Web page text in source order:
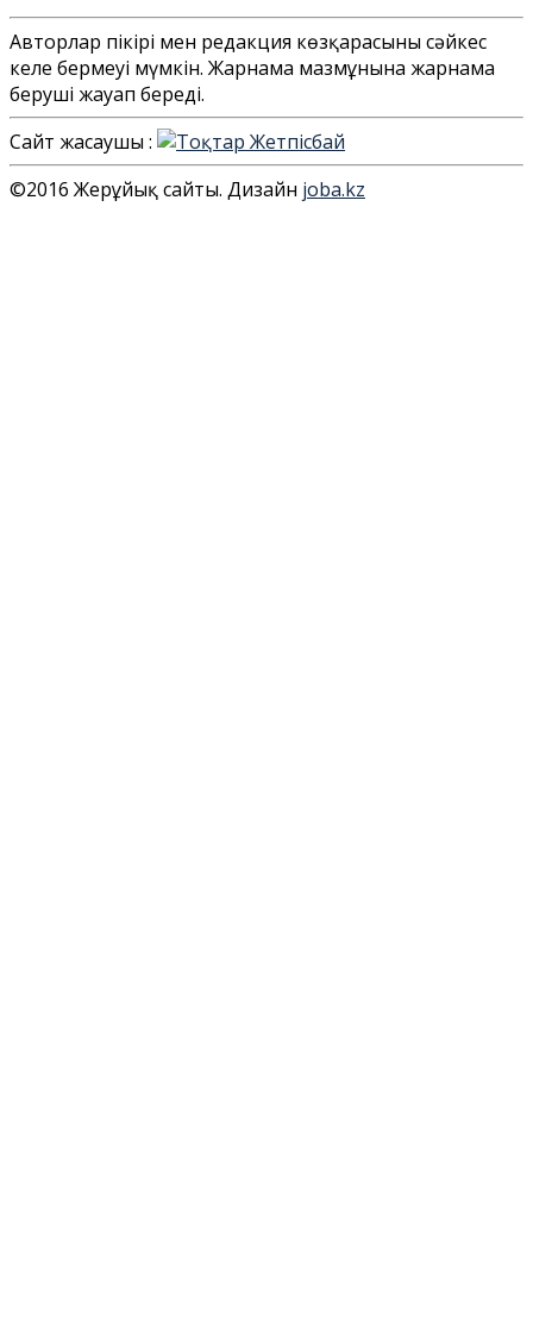
Авторлар пікірі мен редакция көзқарасының сәйкес
келе бермеуі мүмкін. Жарнама мазмұнына жарнама
беруші жауап береді.
Сайт жасаушы :
©2016 Жерұйық сайты. Дизайн joba.kz